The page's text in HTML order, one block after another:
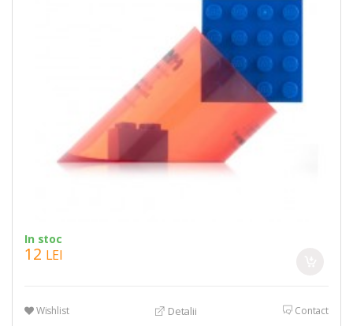
In stoc
12 LEI
Wishlist Detalii Contact